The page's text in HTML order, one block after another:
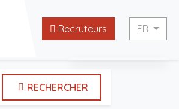
Recruteurs FR
RECHERCHER